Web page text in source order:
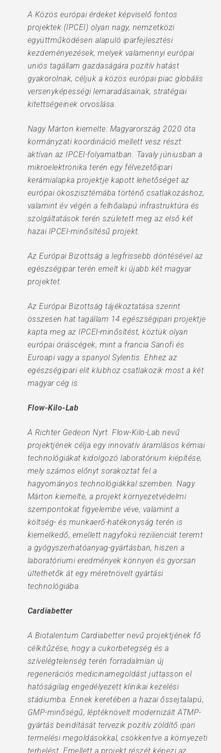
A Közös európai érdeket képviselő fontos
projektek (IPCEI) olyan nagy, nemzetközi
együttműködésen alapuló iparfejlesztési
kezdeményezések, melyek valamennyi európai
uniós tagállam gazdaságára pozitív hatást
gyakorolnak, céljuk a közös európai piac globális
versenyképességi lemaradásainak, stratégiai
kitettségeinek orvoslása.
Nagy Márton kiemelte: Magyarország 2020 óta
kormányzati koordináció mellett vesz részt
aktívan az IPCEI-folyamatban. Tavaly júniusban a
mikroelektronika terén egy félvezetőipari
kerámialapka projektje kapott lehetőséget az
európai ökoszisztémába történő csatlakozáshoz,
valamint év végén a felhőalapú infrastruktúra és
szolgáltatások terén született meg az első két
hazai IPCEI-minősítésű projekt.
Az Európai Bizottság a legfrissebb döntésével az
egészségipar terén emelt ki újabb két magyar
projektet.
Az Európai Bizottság tájékoztatása szerint
összesen hat tagállam 14 egészségipari projektje
kapta meg az IPCEI-minősítést, köztük olyan
európai óriáscégek, mint a francia Sanofi és
Euroapi vagy a spanyol Sylentis. Ehhez az
egészségipari elit klubhoz csatlakozik most a két
magyar cég is.
Flow-Kilo-Lab
A Richter Gedeon Nyrt. Flow-Kilo-Lab nevű
projektjének célja egy innovatív áramlásos kémiai
technológiákat kidolgozó laboratórium kiépítése,
mely számos előnyt sorakoztat fel a
hagyományos technológiákkal szemben. Nagy
Márton kiemelte, a projekt környezetvédelmi
szempontokat figyelembe véve, valamint a
költség- és munkaerő-hatékonyság terén is
kiemelkedő, emellett nagyfokú rezilienciát teremt
a gyógyszerhatóanyag-gyártásban, hiszen a
laboratóriumi eredmények könnyen és gyorsan
ültethetők át egy méretnövelt gyártási
technológiába.
Cardiabetter
A Biotalentum Cardiabetter nevű projektjének fő
célkitűzése, hogy a cukorbetegség és a
szívelégtelenség terén forradalmian új
regenerációs medicinamegoldást juttasson el
hatóságilag engedélyezett klinikai kezelési
stádiumba. Ennek keretében a hazai őssejtalapú,
GMP-minőségű, léptéknövelt modernizált ATMP-
gyártás beindítását tervezik pozitív zöldítő ipari
termelési megoldásokkal, csökkentve a környezeti
terhelést. Emellett a projekt részét képezi az